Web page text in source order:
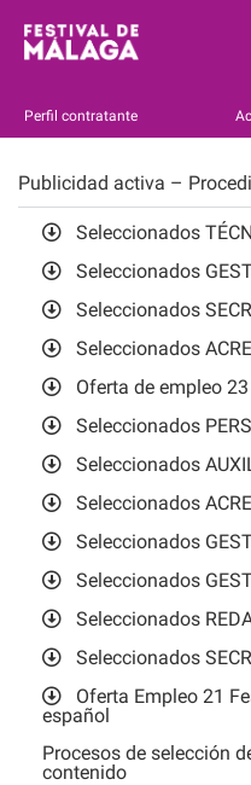
Perfil contratante
Publicidad activa –
Seleccionados
Seleccionados
Seleccionados
Seleccionados
Oferta de empleo
Seleccionados
Seleccionados
Seleccionados
Seleccionados
Seleccionados
Seleccionados
Seleccionados
Oferta Empleo 21
español
Procesos de selección
contenido